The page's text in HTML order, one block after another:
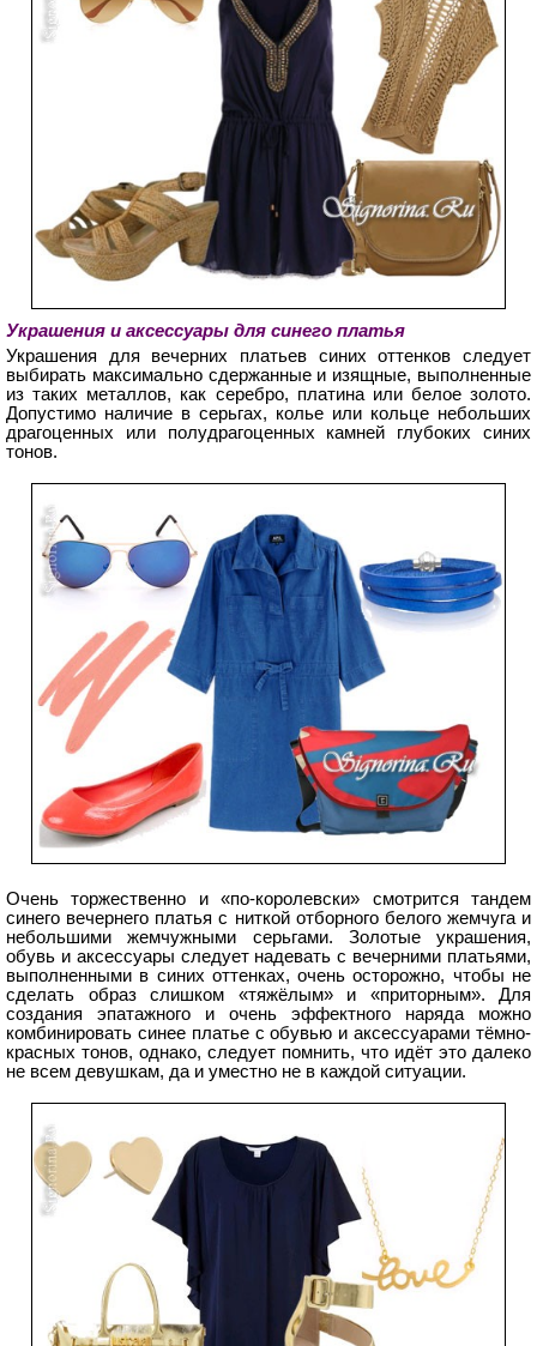
Украшения и аксессуары для синего платья
Украшения для вечерних платьев синих оттенков следует
выбирать максимально сдержанные и изящные, выполненные
из таких металлов, как серебро, платина или белое золото.
Допустимо наличие в серьгах, колье или кольце небольших
драгоценных или полудрагоценных камней глубоких синих
тонов.
Очень торжественно и «по-королевски» смотрится тандем
синего вечернего платья с ниткой отборного белого жемчуга и
небольшими жемчужными серьгами. Золотые украшения,
обувь и аксессуары следует надевать с вечерними платьями,
выполненными в синих оттенках, очень осторожно, чтобы не
сделать образ слишком «тяжёлым» и «приторным». Для
создания эпатажного и очень эффектного наряда можно
комбинировать синее платье с обувью и аксессуарами тёмно-
красных тонов, однако, следует помнить, что идёт это далеко
не всем девушкам, да и уместно не в каждой ситуации.